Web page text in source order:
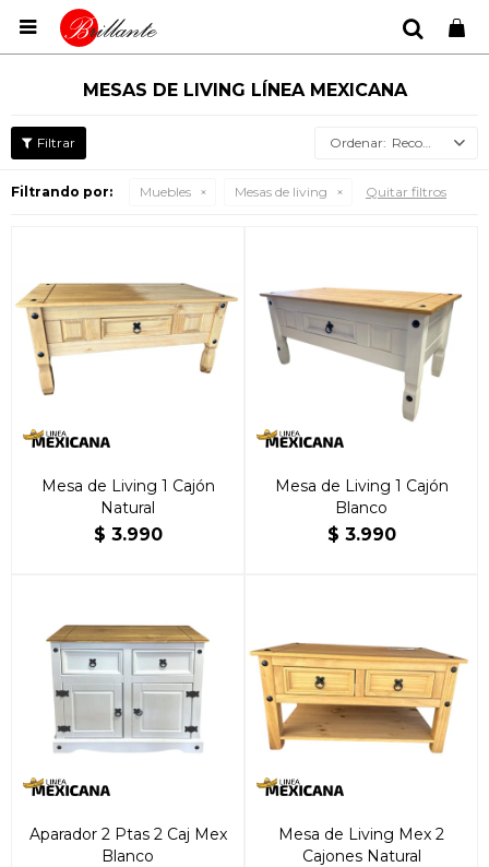

MESAS DE LIVING LÍNEA MEXICANA
Recomendados
Filtrando por: Muebles Mesas de living Quitar filtros
Mesa de Living 1 Cajón
Natural
$ 3.990
Mesa de Living 1 Cajón
Blanco
$ 3.990
Aparador 2 Ptas 2 Caj Mex
Blanco
Mesa de Living Mex 2
Cajones Natural